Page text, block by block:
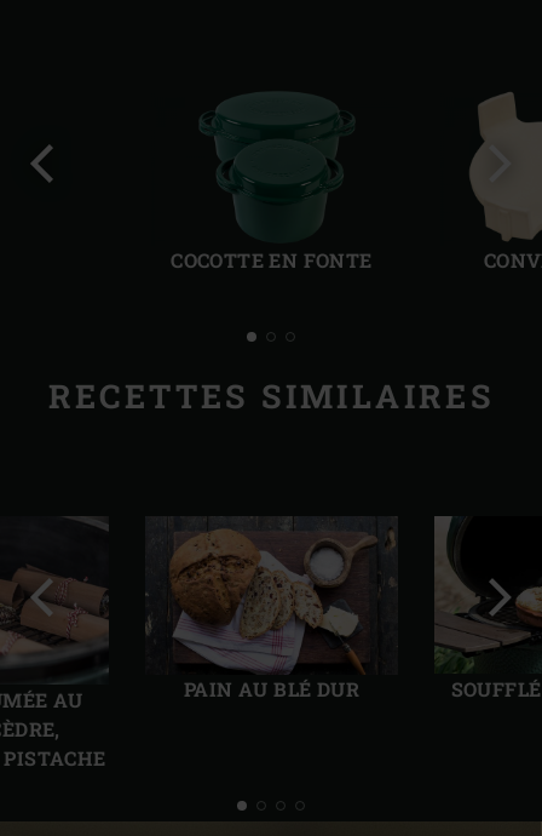
COCOTTE EN FONTE
RECETTES SIMILAIRES
AU
PAIN AU BLÉ DUR
Diapo
précédente